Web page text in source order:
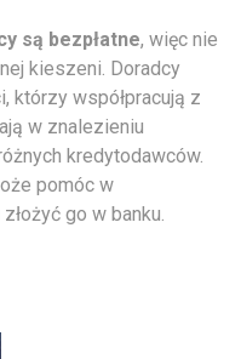
są bezpłatne, więc nie
kieszeni. Doradcy
którzy współpracują z
w znalezieniu
kredytodawców.
pomóc w
go w banku.